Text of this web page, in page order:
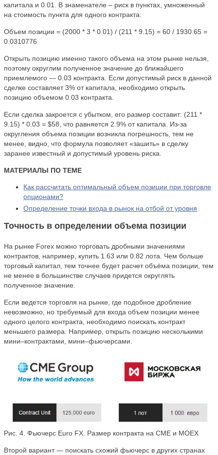
капитала и 0.01. В знаменателе – риск в пунктах, умноженный
на стоимость пункта для одного контракта:
Объем позиции = (2000 * 3 * 0.01) / (211 * 9.15) = 60 / 1930.65 =
0.0310776
Открыть позицию именно такого объема на этом рынке нельзя,
поэтому округлим полученное значение до ближайшего
приемлемого — 0.03 контракта. Если допустимый риск в данной
сделке составляет 3% от капитала, необходимо открыть
позицию объемом 0.03 контракта.
Если сделка закроется с убытком, его размер составит: (211 *
9.15) * 0.03 = $58, что равняется 2.9% от капитала. Из-за
округления объема позиции возникла погрешность, тем не
менее, видно, что формула позволяет «зашить» в сделку
заранее известный и допустимый уровень риска.
МАТЕРИАЛЫ ПО ТЕМЕ
Как рассчитать оптимальный объем позиции при торговле
опционами?
Определение точки входа в рынок на отбой от уровня
Точность в определении объема позиции
На рынке Forex можно торговать дробными значениями
контрактов, например, купить 1.63 или 0.82 лота. Чем больше
торговый капитал, тем точнее будет расчет объёма позиции, тем
не менее в большинстве случаев придется округлять
полученное значение.
Если ведется торговля на рынке, где подобное дробление
невозможно, но требуемый для входа объем позиции менее
одного целого контракта, необходимо поискать контракт
меньшего размера. Например, открыть позицию несколькими
мини–контрактами, мини–фьючерсами.
Рис. 4. Фьючерс Euro FX. Размер контракта на CME и MOEX
Второй вариант — поискать схожий фьючерс в других странах